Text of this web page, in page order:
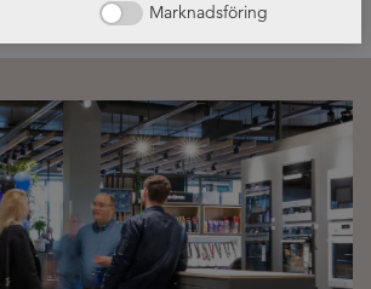
Marknadsföring